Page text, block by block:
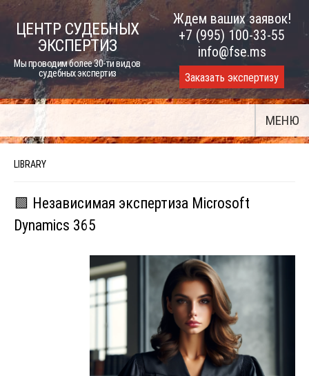
Skip
ЦЕНТР СУДЕБНЫХ
ЭКСПЕРТИЗ
Мы проводим более 30-ти видов
судебных экспертиз
Ждем ваших заявок!
+7 (995) 100-33-55
info@fse.ms
Заказать экспертизу
МЕНЮ
LIBRARY
🟩 Независимая экспертиза Microsoft
Dynamics 365